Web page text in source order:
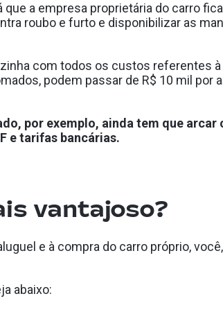
a empresa proprietária do carro
roubo e furto e disponibilizar as
com todos os custos referentes
podem passar de R$ 10 mil por
por exemplo, ainda tem que arcar
e tarifas bancárias.
vantajoso?
e à compra do carro próprio,
abaixo: